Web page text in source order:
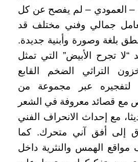
– العمودي – لم يفصح عن كل
جمالي وفني مختلف قد
بلغة وصورة وأبنية جديدة.
تجرح الأبيض” التي تمثل
التراثي الضخم القابع
لتفجيره عبر مجموعة من
مع قصائد معروفة في الشعر
مع إحداث الانحراف الفني
إلى أفق آني متحرك. كما
الهمس والنثرية داخل